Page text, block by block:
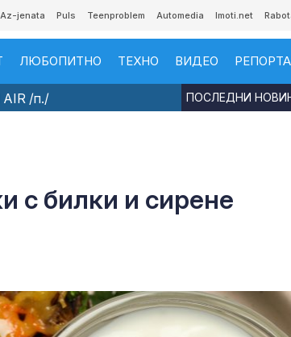
Az-jenata Puls Teenproblem Automedia Imoti.net
ЛЮБОПИТНО ТЕХНО ВИДЕО
AIR /п./ ПОСЛЕДНИ
с билки и сирене